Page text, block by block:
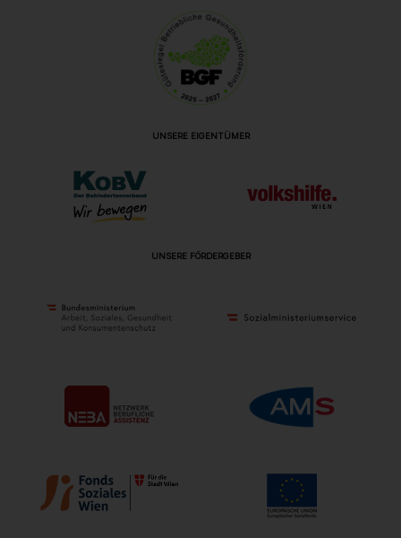
UNSERE EIGENTÜMER
UNSERE FÖRDERGEBER